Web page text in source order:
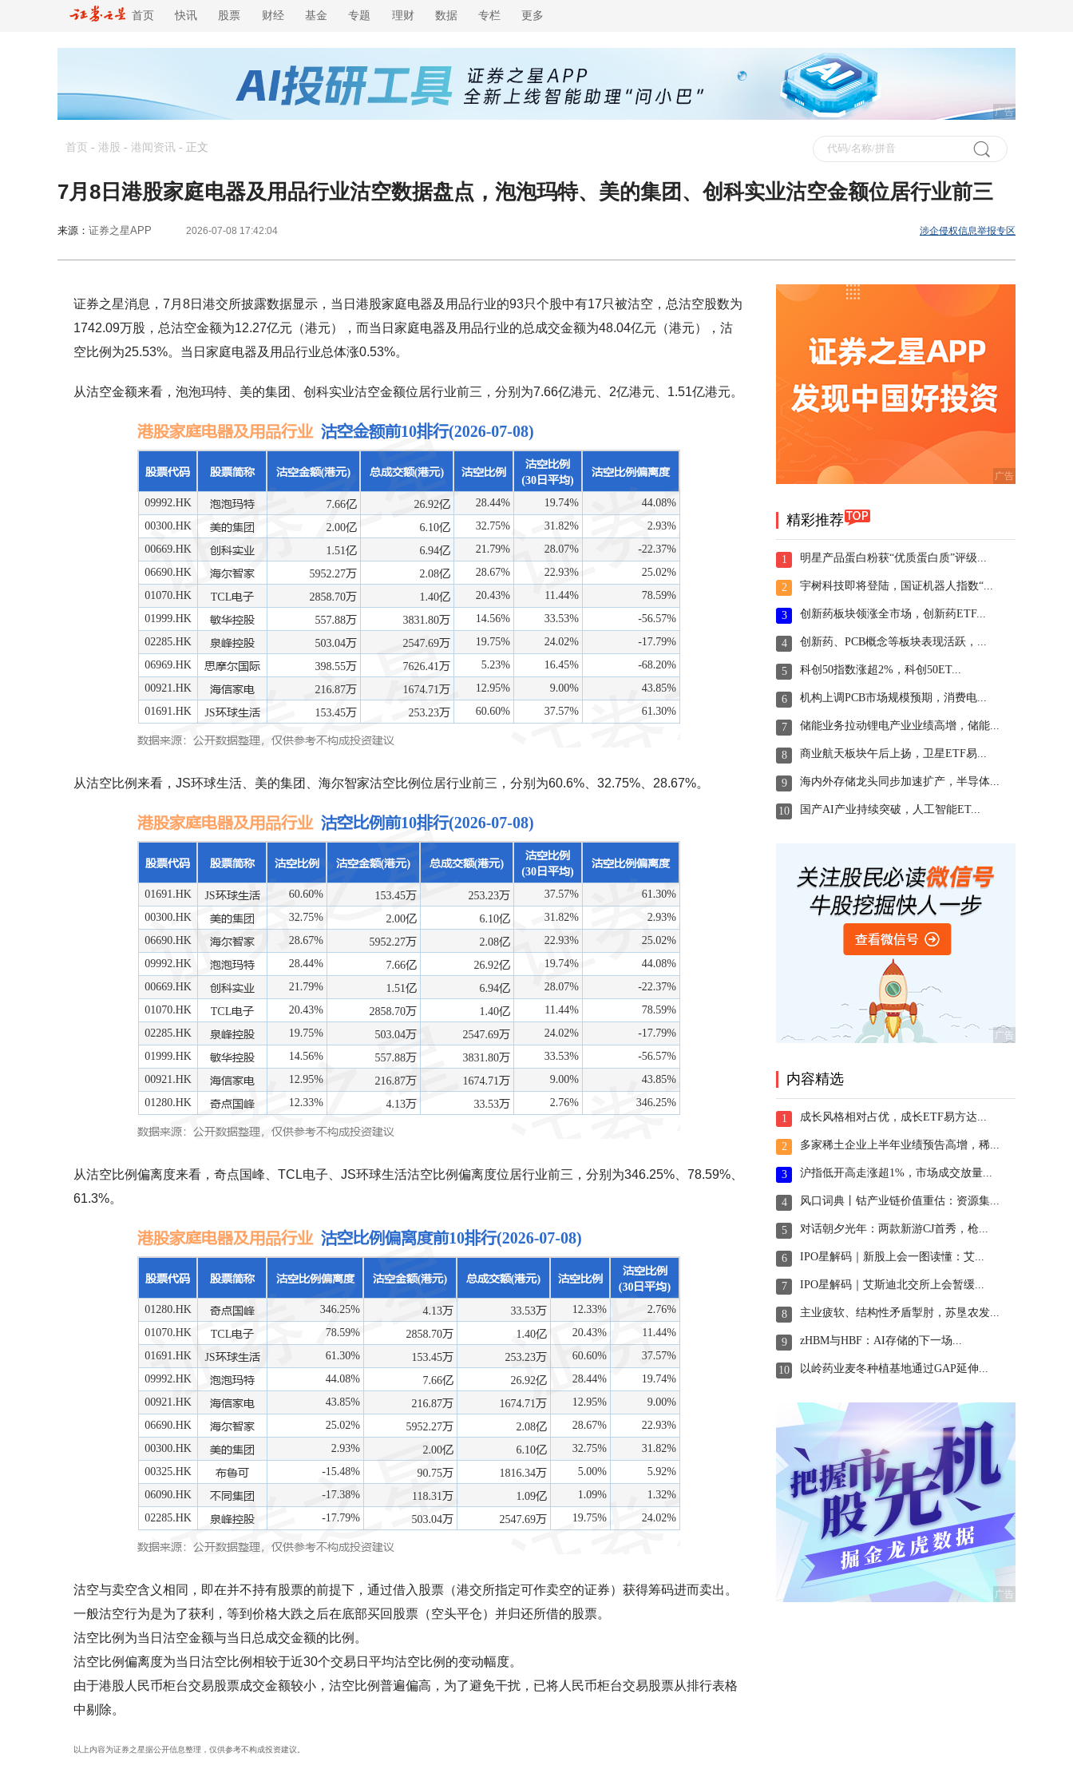
首页 快讯 股票 财经 基金 专题 理财 数据 专栏 更多
广告
首页 - 港股 - 港闻资讯 - 正文
7月8日港股家庭电器及用品行业沽空数据盘点，泡泡玛特、美的集团、创科实业沽空金额位居行业前三
来源： 证券之星APP 2026-07-08 17:42:04 涉企侵权信息举报专区
证券之星消息，7月8日港交所披露数据显示，当日港股家庭电器及用品行业的93只个股中有17只被沽空，总沽空股数为
1742.09万股，总沽空金额为12.27亿元（港元），而当日家庭电器及用品行业的总成交金额为48.04亿元（港元），沽
空比例为25.53%。当日家庭电器及用品行业总体涨0.53%。
从沽空金额来看，泡泡玛特、美的集团、创科实业沽空金额位居行业前三，分别为7.66亿港元、2亿港元、1.51亿港元。
从沽空比例来看，JS环球生活、美的集团、海尔智家沽空比例位居行业前三，分别为60.6%、32.75%、28.67%。
从沽空比例偏离度来看，奇点国峰、TCL电子、JS环球生活沽空比例偏离度位居行业前三，分别为346.25%、78.59%、
61.3%。
沽空与卖空含义相同，即在并不持有股票的前提下，通过借入股票（港交所指定可作卖空的证券）获得筹码进而卖出。
一般沽空行为是为了获利，等到价格大跌之后在底部买回股票（空头平仓）并归还所借的股票。
沽空比例为当日沽空金额与当日总成交金额的比例。
沽空比例偏离度为当日沽空比例相较于近30个交易日平均沽空比例的变动幅度。
由于港股人民币柜台交易股票成交金额较小，沽空比例普遍偏高，为了避免干扰，已将人民币柜台交易股票从排行表格
中剔除。
以上内容为证券之星据公开信息整理，仅供参考不构成投资建议。
精彩推荐
1 明星产品蛋白粉获“优质蛋白质”评级...
2 宇树科技即将登陆，国证机器人指数“...
3 创新药板块领涨全市场，创新药ETF...
4 创新药、PCB概念等板块表现活跃，...
5 科创50指数涨超2%，科创50ET...
6 机构上调PCB市场规模预期，消费电...
7 储能业务拉动锂电产业业绩高增，储能...
8 商业航天板块午后上扬，卫星ETF易...
9 海内外存储龙头同步加速扩产，半导体...
10 国产AI产业持续突破，人工智能ET...
内容精选
1 成长风格相对占优，成长ETF易方达...
2 多家稀土企业上半年业绩预告高增，稀...
3 沪指低开高走涨超1%，市场成交放量...
4 风口词典丨钴产业链价值重估：资源集...
5 对话朝夕光年：两款新游CJ首秀，枪...
6 IPO星解码｜新股上会一图读懂：艾...
7 IPO星解码｜艾斯迪北交所上会暂缓...
8 主业疲软、结构性矛盾掣肘，苏垦农发...
9 zHBM与HBF：AI存储的下一场...
10 以岭药业麦冬种植基地通过GAP延伸...